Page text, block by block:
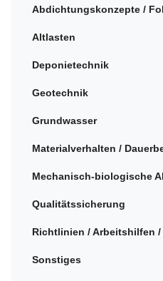
Abdichtungskonzepte /
Altlasten
Deponietechnik
Geotechnik
Grundwasser
Materialverhalten /
Mechanisch-biologische
Qualitätssicherung
Richtlinien / Arbeitshilfen
Sonstiges